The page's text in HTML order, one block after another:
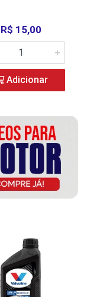
R$ 15,00
Adicionar